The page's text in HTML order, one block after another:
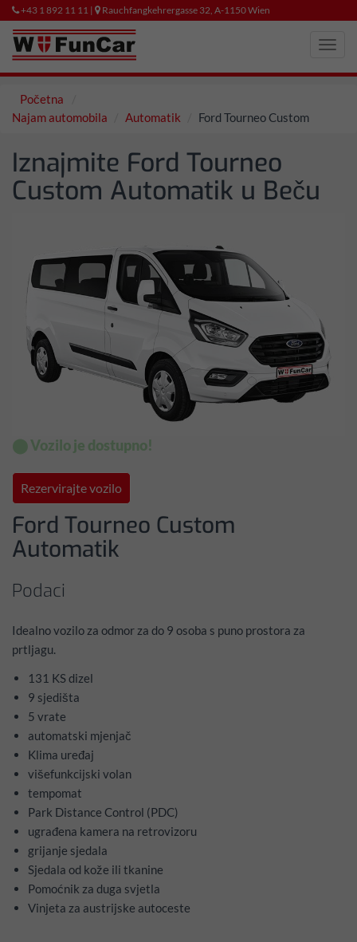
+43 1 892 11 11 | Rauchfangkehrergasse 32, A-1150 Wien
Početna
Najam automobila
Automatik Ford Tourneo Custom
Iznajmite Ford Tourneo
Custom Automatik u Beču
⬤ Vozilo je dostupno!
Rezervirajte vozilo
Ford Tourneo Custom
Automatik
Podaci
Idealno vozilo za odmor za do 9 osoba s puno prostora za
prtljagu.
131 KS dizel
9 sjedišta
5 vrate
automatski mjenjač
Klima uređaj
višefunkcijski volan
tempomat
Park Distance Control (PDC)
ugrađena kamera na retrovizoru
grijanje sjedala
Sjedala od kože ili tkanine
Pomoćnik za duga svjetla
Vinjeta za austrijske autoceste